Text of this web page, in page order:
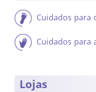
Cuidados para
Cuidados para
Lojas